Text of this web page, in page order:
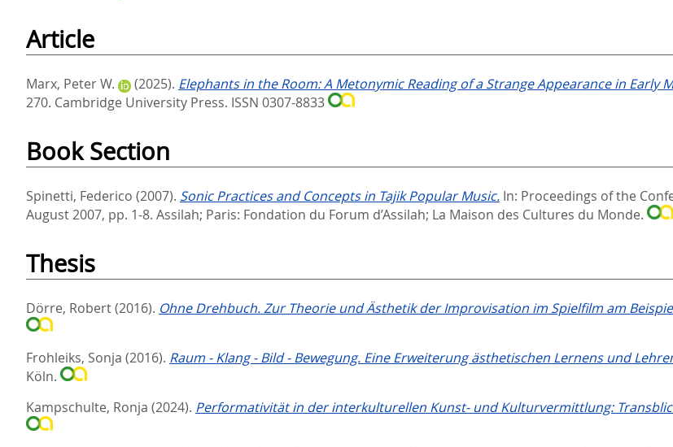
Article
Marx, Peter W. (2025). Elephants in the Room: A Metonymic Reading of a Strange Appearance in Early
270. Cambridge University Press. ISSN 0307-8833
Book Section
Spinetti, Federico (2007). Sonic Practices and Concepts in Tajik Popular Music. In: Proceedings of the
August 2007, pp. 1-8. Assilah; Paris: Fondation du Forum d’Assilah; La Maison des Cultures du Monde.
Thesis
Dörre, Robert(2016). Ohne Drehbuch. Zur Theorie und Ästhetik der Improvisation im Spielfilm am
Frohleiks, Sonja (2016). Raum - Klang - Bild - Bewegung. Eine Erweiterung ästhetischen Lernens und
Köln.
Kampschulte, Ronja (2024). Performativität in der interkulturellen Kunst- und Kulturvermittlung: